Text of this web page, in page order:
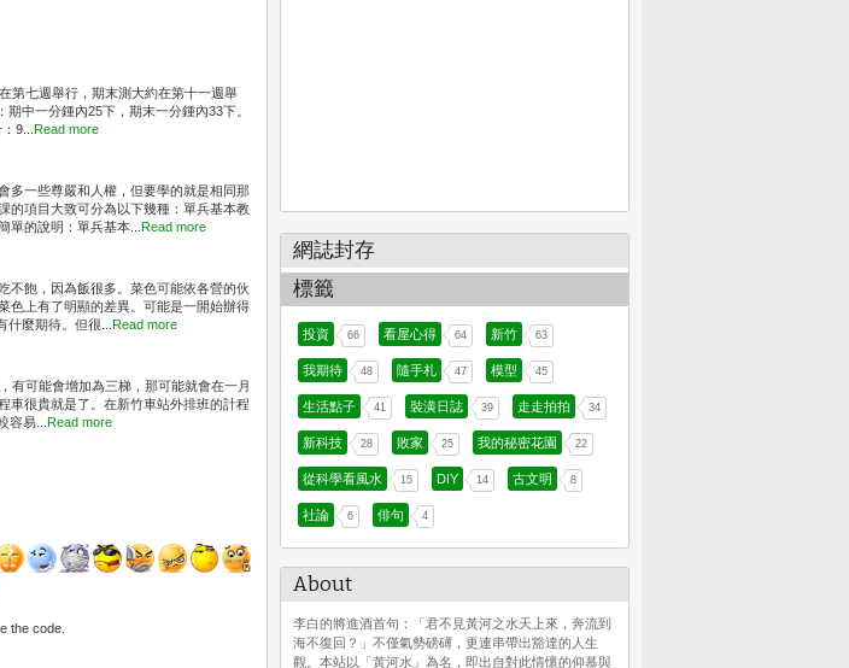
第七週舉行，期末測大約在第十一週舉
中一分鍾內25下，期末一分鍾內33下。
9... Read more
多一些尊嚴和人權，但要學的就是相同那
的項目大致可分為以下幾種：單兵基本教
單的說明：單兵基本... Read more
不飽，因為飯很多。菜色可能依各營的伙
色上有了明顯的差異。可能是一開始辦得
麼期待。但很... Read more
有可能會增加為三梯，那可能就會在一月
車很貴就是了。在新竹車站外排班的計程
容易... Read more
the code.
網誌封存
標籤
投資 66 看屋心得 64 新竹 63
我期待 48 隨手札 47 模型 45
生活點子 41 裝潢日誌 39 走走拍拍 34
新科技 28 敗家 25 我的秘密花園 22
從科學看風水 15 DIY 14 古文明 8
社論 6 俳句 4
About
李白的將進酒首句：「君不見黃河之水天上來，奔流到
海不復回？」不僅氣勢磅礡，更連串帶出豁達的人生
觀。本站以「黃河水」為名，即出自對此情懷的仰慕與